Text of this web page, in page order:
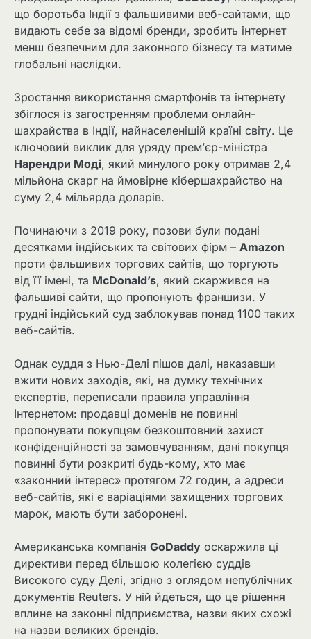
що боротьба Індії з фальшивими веб-сайтами, що
видають себе за відомі бренди, зробить інтернет
менш безпечним для законного бізнесу та матиме
глобальні наслідки.
Зростання використання смартфонів та інтернету
збіглося із загостренням проблеми онлайн-
шахрайства в Індії, найнаселенішій країні світу. Це
ключовий виклик для уряду прем’єр-міністра
Нарендри Моді, який минулого року отримав 2,4
мільйона скарг на ймовірне кібершахрайство на
суму 2,4 мільярда доларів.
Починаючи з 2019 року, позови були подані
десятками індійських та світових фірм – Amazon
проти фальшивих торгових сайтів, що торгують
від її імені, та McDonald’s, який скаржився на
фальшиві сайти, що пропонують франшизи. У
грудні індійський суд заблокував понад 1100 таких
веб-сайтів.
Однак суддя з Нью-Делі пішов далі, наказавши
вжити нових заходів, які, на думку технічних
експертів, переписали правила управління
Інтернетом: продавці доменів не повинні
пропонувати покупцям безкоштовний захист
конфіденційності за замовчуванням, дані покупця
повинні бути розкриті будь-кому, хто має
«законний інтерес» протягом 72 годин, а адреси
веб-сайтів, які є варіаціями захищених торгових
марок, мають бути заборонені.
Американська компанія GoDaddy оскаржила ці
директиви перед більшою колегією суддів
Високого суду Делі, згідно з оглядом непублічних
документів Reuters. У ній йдеться, що це рішення
вплине на законні підприємства, назви яких схожі
на назви великих брендів.